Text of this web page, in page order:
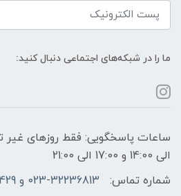
ما را در شبکه‌های اجتماعی دنبال کنید:
الی 14:00 و 17:00 الی 21:00
شماره تماس:
023-32236813 و 09198551429